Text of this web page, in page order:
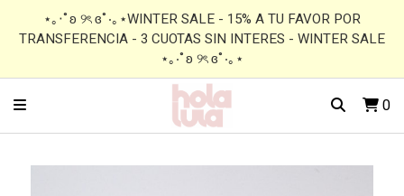
⋆｡‧˚ʚ ୨ৎ ɞ˚‧｡⋆WINTER SALE - 15% A TU FAVOR POR
TRANSFERENCIA - 3 CUOTAS SIN INTERES - WINTER SALE
⋆｡‧˚ʚ ୨ৎ ɞ˚‧｡⋆
0